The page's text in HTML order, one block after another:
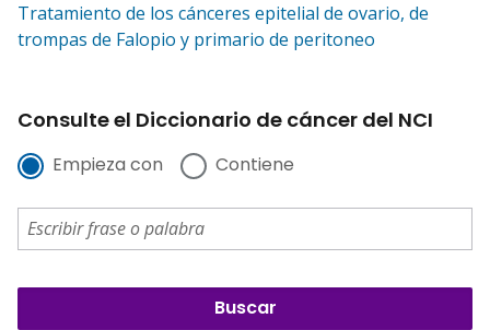
Tratamiento de los cánceres epitelial de ovario, de
trompas de Falopio y primario de peritoneo
Consulte el Diccionario de cáncer del NCI
Empieza con Contiene